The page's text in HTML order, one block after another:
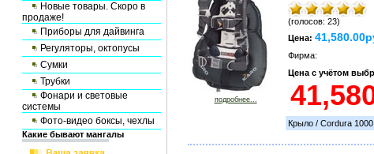
Новые товары. Скоро в
продаже!
Приборы для дайвинга
Регуляторы, октопусы
Сумки
Трубки
Фонари и световые
системы
Фото-видео боксы, чехлы
Какие бывают мангалы
подробнее...
(голосов: 23)
Цена:
Фирма:
Цена с учётом
Крыло / Cordura